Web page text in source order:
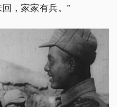
，家家有兵。”